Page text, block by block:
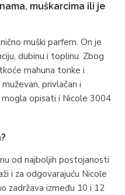
muškarcima ili je
muški parfem. On je
dubinu i toplinu. Zbog
mahuna tonke i
privlačan i
mogla opisati i Nicole 3004
od najboljih postojanosti
i za odgovarajuću Nicole
zadržava između 10 i 12